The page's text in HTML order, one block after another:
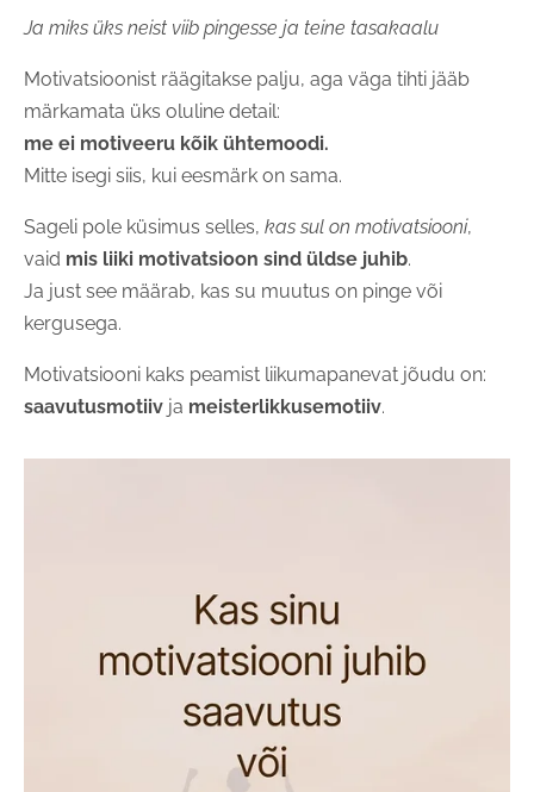
Ja miks üks neist viib pingesse ja teine tasakaalu
Motivatsioonist räägitakse palju, aga väga tihti jääb
märkamata üks oluline detail:
me ei motiveeru kõik ühtemoodi.
Mitte isegi siis, kui eesmärk on sama.
Sageli pole küsimus selles, kas sul on motivatsiooni,
vaid mis liiki motivatsioon sind üldse juhib.
Ja just see määrab, kas su muutus on pinge või
kergusega.
Motivatsiooni kaks peamist liikumapanevat jõudu on:
saavutusmotiiv ja meisterlikkusemotiiv.